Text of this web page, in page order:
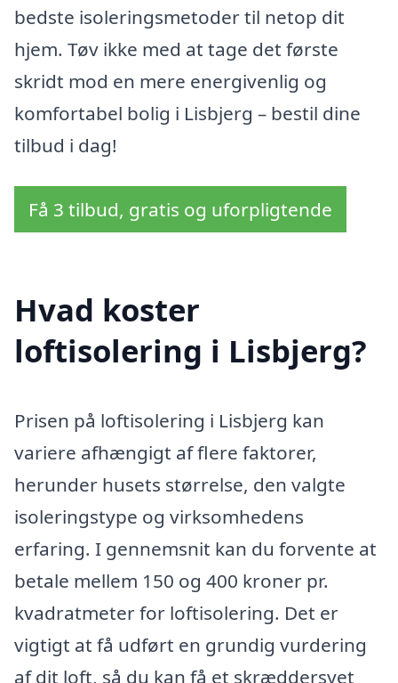
bedste isoleringsmetoder til netop dit
hjem. Tøv ikke med at tage det første
skridt mod en mere energivenlig og
komfortabel bolig i Lisbjerg – bestil dine
tilbud i dag!
Få 3 tilbud, gratis og uforpligtende
Hvad koster
loftisolering i Lisbjerg?
Prisen på loftisolering i Lisbjerg kan
variere afhængigt af flere faktorer,
herunder husets størrelse, den valgte
isoleringstype og virksomhedens
erfaring. I gennemsnit kan du forvente at
betale mellem 150 og 400 kroner pr.
kvadratmeter for loftisolering. Det er
vigtigt at få udført en grundig vurdering
af dit loft, så du kan få et skræddersyet